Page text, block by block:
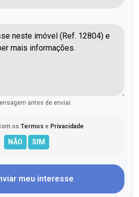
antes de enviar.
os Termos e Privacidade
meu interesse